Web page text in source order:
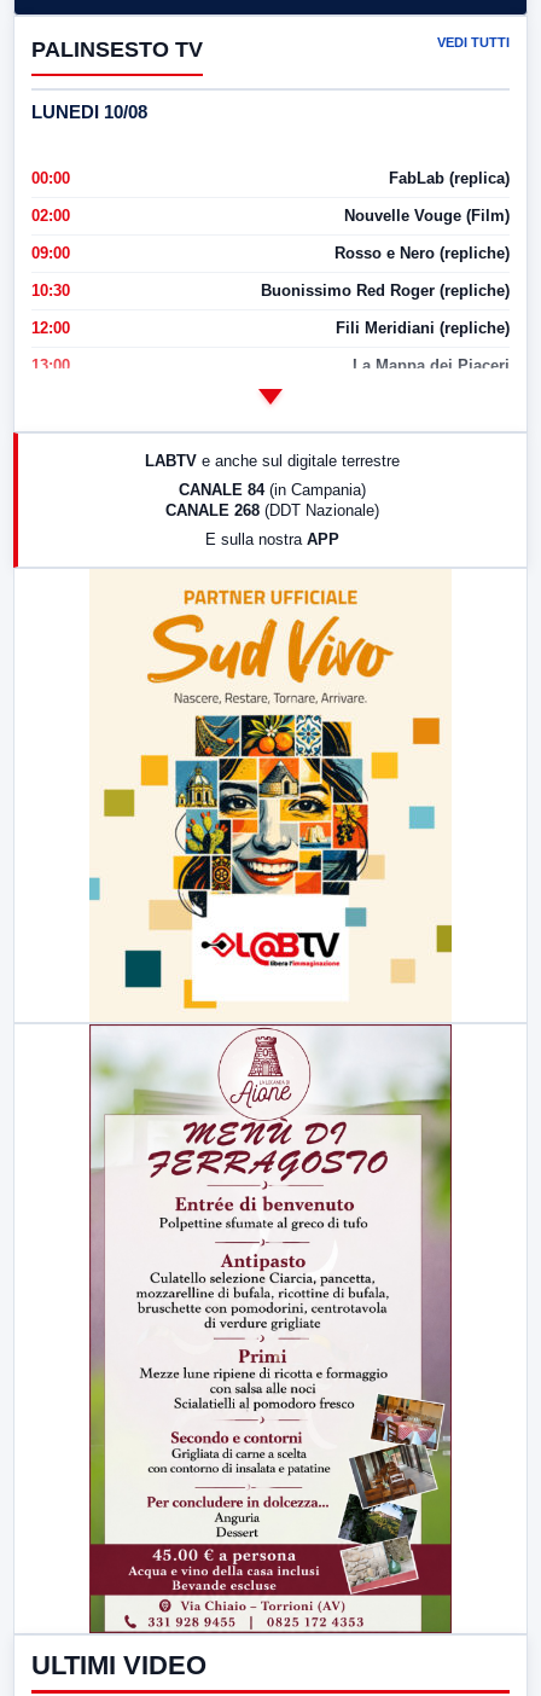
PALINSESTO TV VEDI TUTTI
LUNEDI 10/08
00:00 FabLab (replica)
02:00 Nouvelle Vouge (Film)
09:00 Rosso e Nero (repliche)
10:30 Buonissimo Red Roger (repliche)
12:00 Fili Meridiani (repliche)
13:00 La Mappa dei Piaceri
LABTV e anche sul digitale terrestre
CANALE 84 (in Campania)
CANALE 268 (DDT Nazionale)
E sulla nostra APP
ULTIMI VIDEO